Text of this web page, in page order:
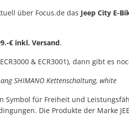
über Focus.de das Jeep City E-
€ inkl. Versand.
& ECR3001), dann gibt es
SHIMANO Kettenschaltung, white
Symbol für Freiheit und
Die Produkte der Marke